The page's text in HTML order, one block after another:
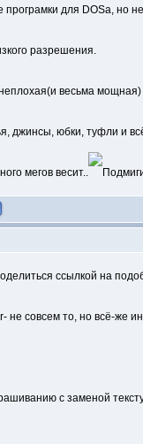
для DOSа, но
разрешения.
весьма
джинсы, юбки, туфли и
мегов весит..
ссылкой на
не совсем то, но всё-же
с заменой